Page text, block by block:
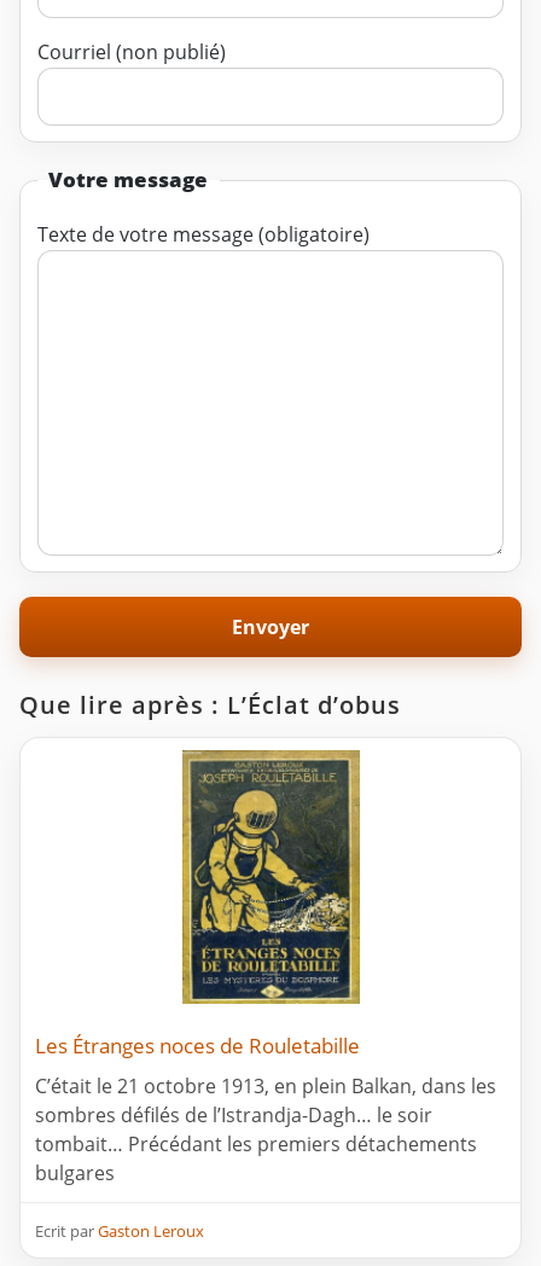
Courriel (non publié)
Votre message
Texte de votre message (obligatoire)
Que lire après : L’Éclat d’obus
Les Étranges noces de Rouletabille
C’était le 21 octobre 1913, en plein Balkan, dans les
sombres défilés de l’Istrandja-Dagh… le soir
tombait… Précédant les premiers détachements
bulgares
Ecrit parGaston Leroux